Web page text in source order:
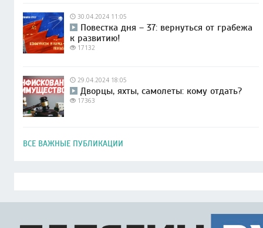
30.04.2024 11:05
Повестка дня – 37: вернуться от грабежа
к развитию!
17132
29.04.2024 18:05
Дворцы, яхты, самолеты: кому отдать?
17363
ВСЕ ВАЖНЫЕ ПУБЛИКАЦИИ